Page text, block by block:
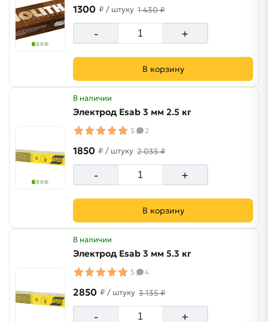
1300 ₽ / штуку 1 430 ₽
- +
В корзину
В наличии
Электрод Esab 3 мм 2.5 кг
5 2
1850 ₽ / штуку 2 035 ₽
- +
В корзину
В наличии
Электрод Esab 3 мм 5.3 кг
5 4
2850 ₽ / штуку 3 135 ₽
- +